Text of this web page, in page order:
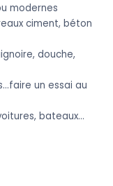
modernes
ciment, béton
douche,
un essai au
bateaux…